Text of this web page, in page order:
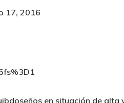
17, 2016
en situación de